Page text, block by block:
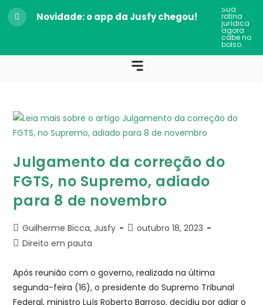
Novidade: o app da Jusfy chegou!
Sua
rotina
jurídica
agora
cabe no
bolso.
Julgamento da correção do
FGTS, no Supremo, adiado
para 8 de novembro
Guilherme Bicca, Jusfy
outubro 18, 2023
Direito em pauta
Após reunião com o governo, realizada na última
segunda-feira (16), o presidente do Supremo Tribunal
Federal, ministro Luís Roberto Barroso, decidiu por adiar o